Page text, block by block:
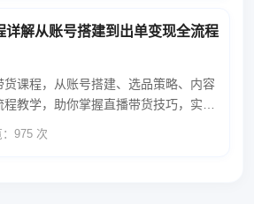
详解从账号搭建到出单变现全流程
课程，从账号搭建、选品策略、内容
教学，助你掌握直播带货技巧，实现
975 次